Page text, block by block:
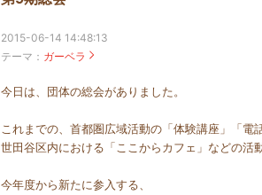
2015-06-14 14:48:13
テーマ： ガーベラ
今日は、団体の総会がありました。
これまでの、 首都圏広域活動の「体験講座」「電
世田谷区内における「ここからカフェ」などの活
今年度から新たに参入する、